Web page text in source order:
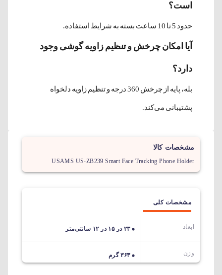
است؟
حدود 5 تا 10 ساعت بسته به شرایط استفاده.
آیا امکان چرخش و تنظیم زاویه گوشی وجود
دارد؟
بله، پایه از چرخش 360 درجه و تنظیم زاویه دلخواه
پشتیبانی می‌کند.
مشخصات کالا
USAMS US-ZB239 Smart Face Tracking Phone Holder
مشخصات کلی
ابعاد ۲۳ در ۱۵ در ۱۲ سانتی‌متر
وزن ۳۶۳ گرم